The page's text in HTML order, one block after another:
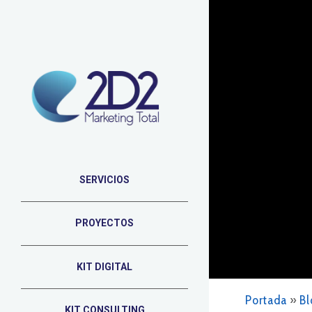
SERVICIOS
PROYECTOS
KIT DIGITAL
Portada »